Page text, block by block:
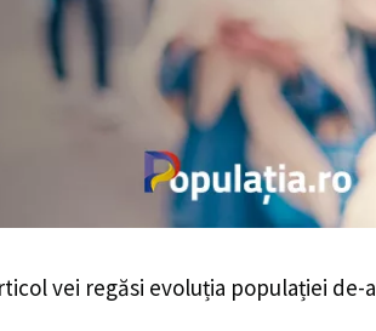
vei regăsi evoluția populației de-a